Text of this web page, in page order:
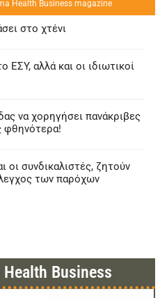
Health Business magazine
στο χτένι
αλλά και οι ιδιωτικοί
να χορηγήσει πανάκριβες
φθηνότερα!
οι συνδικαλιστές, ζητούν
των παρόχων
Health Business